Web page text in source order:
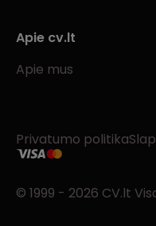
Apie cv.lt
Apie mus
Privatumo politika
© 1999 - 2026 CV.lt